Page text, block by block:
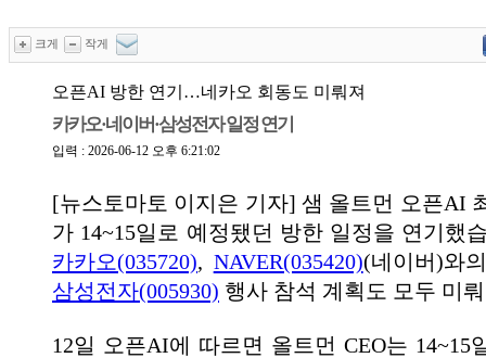
크게 작게
오픈AI 방한 연기…네카오 회동도 미뤄져
카카오·네이버·삼성전자 일정 연기
입력 : 2026-06-12 오후 6:21:02
[뉴스토마토 이지은 기자] 샘 올트먼 오픈AI
가 14~15일로 예정됐던 방한 일정을 연기했
카카오(035720), NAVER(035420)(네이버)와
삼성전자(005930) 행사 참석 계획도 모두 미
12일 오픈AI에 따르면 올트먼 CEO는 14~15